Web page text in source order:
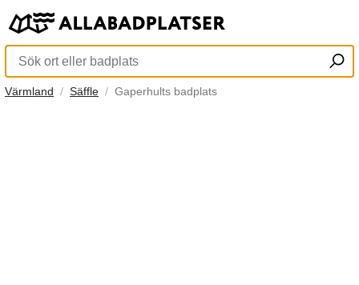
Värmland Säffle Gaperhults badplats